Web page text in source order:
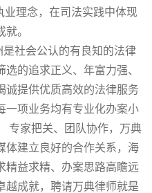
业理念，在司法实践中体现
就。
社会公认的有良知的法律
的追求正义、年富力强、
诚提供优质高效的法律服务
一项业务均有专业化办案小
专家把关、团队协作，万典
体建立良好的合作关系，海
精益求精、办案思路高瞻远
越成就，聘请万典律师就是